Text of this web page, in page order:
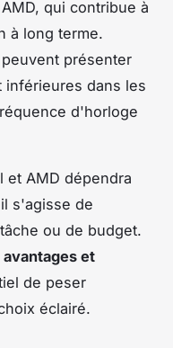
qui contribue à
à long terme.
présenter
inférieures dans les
d'horloge
et AMD dépendra
s'agisse de
ou de budget.
avantages et
de peser
éclairé.